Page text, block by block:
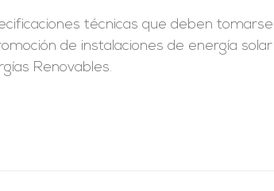
técnicas que deben
de instalaciones de energía
Renovables.